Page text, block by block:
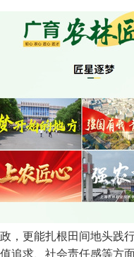
，更能扎根田间地头践
追求、社会责任感等方